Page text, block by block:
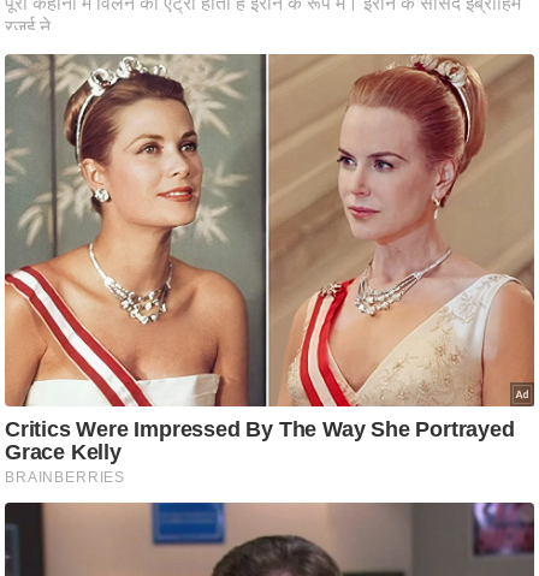
ज्यो
ष
भु
हि
मा
/
ध
र्म
स्थ
ल
व्र
त